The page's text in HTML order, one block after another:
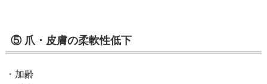
⑤ 爪・皮膚の柔軟性低下
・加齢